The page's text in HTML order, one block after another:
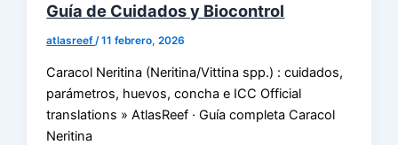
Guía de Cuidados y Biocontrol
atlasreef/11 febrero, 2026
Caracol Neritina (Neritina/Vittina spp.) : cuidados,
parámetros, huevos, concha e ICC Official
translations » AtlasReef · Guía completa Caracol
Neritina